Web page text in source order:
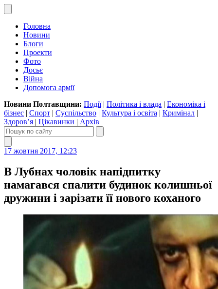
Головна
Новини
Блоги
Проекти
Фото
Досьє
Війна
Допомога армії
Новини Полтавщини: Події| Політика і влада | Економіка і
бізнес | Спорт | Суспільство | Культура і освіта | Кримінал |
Здоров’я | Цікавинки | Архів
17 жовтня 2017, 12:23
В Лубнах чоловік напідпитку
намагався спалити будинок колишньої
дружини і зарізати її нового коханого